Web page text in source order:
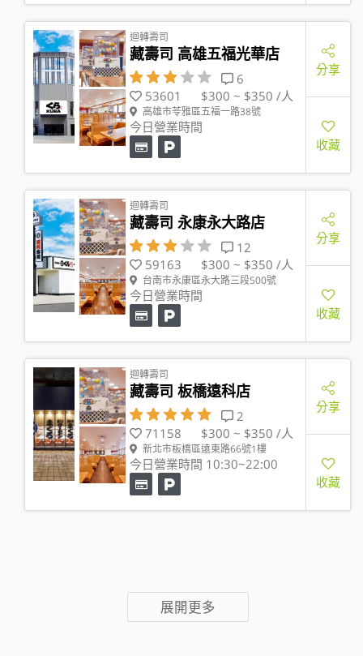
迴轉壽司
藏壽司 高雄五福光華店
6
53601
$300 ~ $350 /人
高雄市苓雅區五福一路38號
今日營業時間
分享
收藏
迴轉壽司
藏壽司 永康永大路店
12
59163
$300 ~ $350 /人
台南市永康區永大路三段500號
今日營業時間
分享
收藏
迴轉壽司
藏壽司 板橋遠科店
2
71158
$300 ~ $350 /人
新北市板橋區遠東路66號1樓
今日營業時間 10:30~22:00
分享
收藏
展開更多